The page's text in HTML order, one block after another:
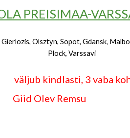
PREISIMAA-
Olsztyn, Sopot, Gdansk,
Plock, Varssavi
väljub kindlasti, 3 vaba
Remsu